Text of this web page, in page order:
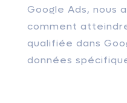
Google Ads, nous
comment
qualifiée dans
données